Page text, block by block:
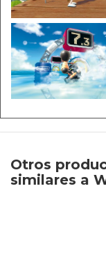
Otros
similares a